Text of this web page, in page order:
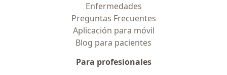
Enfermedades
Preguntas Frecuentes
Aplicación para móvil
Blog para pacientes
Para profesionales